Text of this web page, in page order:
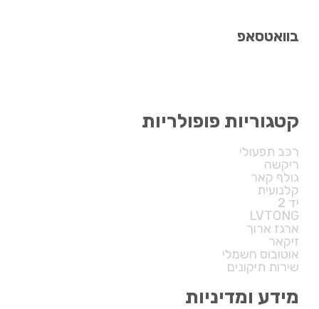
בוואטסאפ
קטגוריות פופולריות
רכב תפעולי
ריקשה
גולף קאר
קלנועית
יד 2
LVTONG
ארגז ארוך
זיקאר
אוטובוס חשמלי
שירות תיקונים
מידע ומדיניות